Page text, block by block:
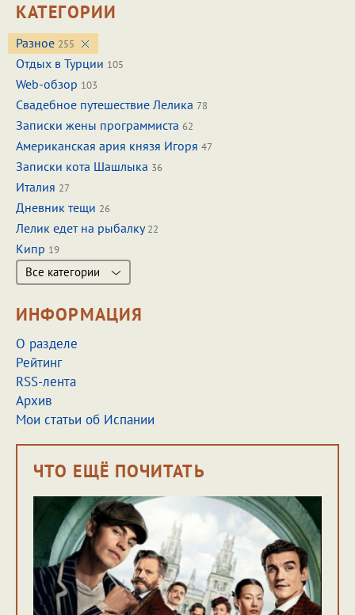
КАТЕГОРИИ
Разное 255
Отдых в Турции 105
Web-обзор 103
Свадебное путешествие Лелика 78
Записки жены программиста 62
Американская ария князя Игоря 47
Записки кота Шашлыка 36
Италия 27
Дневник тещи 26
Лелик едет на рыбалку22
Кипр 19
Все категории
ИНФОРМАЦИЯ
О разделе
Рейтинг
RSS-лента
Архив
Мои статьи об Испании
ЧТО ЕЩЁ ПОЧИТАТЬ